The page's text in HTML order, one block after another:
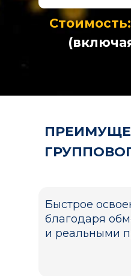
Стоимость:
Быстрое
благодаря
и реальными